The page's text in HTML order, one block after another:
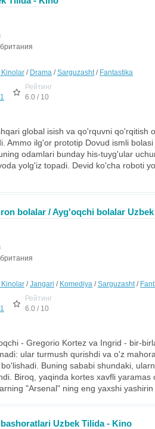
Kinolar / Drama /Sarguzasht/ Fantastika
Рейтинг
6.0 / 10
global isish va qo'rquvni qo'rqitish
Ammo ilg'or prototip Dovud ismli
odamlari bunday his-tuyg'ular
yolg'iz topadi. Devid ko'cha roboti
bolalar / Ayg'oqchi bolalar
Kinolar /Jangari / Komediya /Sarguzasht/
Рейтинг
6.0 / 10
- Gregorio Kortez va Ingrid - bir-
ular turmush qurishdi va o'z
Buning sababi shundaki,
Biroq, yaqinda kortes xavfli
"Arsenal" ning eng yaxshi
Uzbek Tilida - Kino